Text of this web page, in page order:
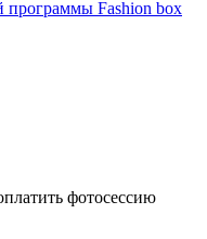
программы Fashion box
фотосессию